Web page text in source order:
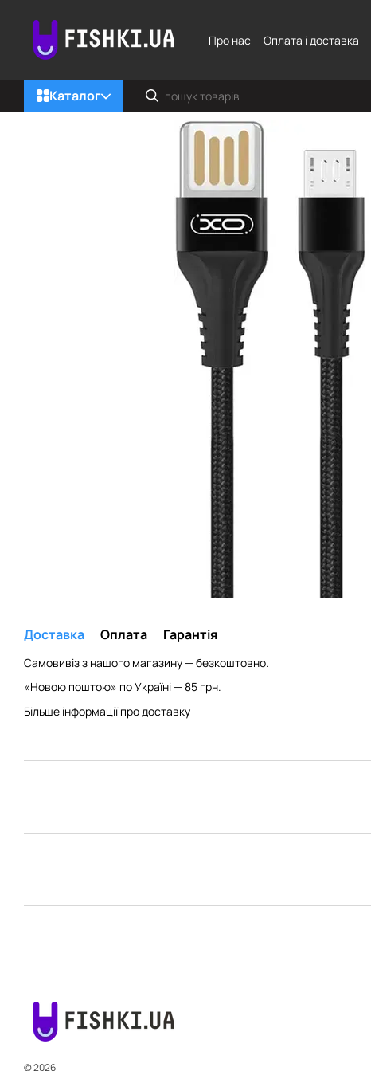
Про нас
Оплата і доставка
Каталог
Доставка Оплата Гарантія
Самовивіз з нашого магазину — безкоштовно.
«Новою поштою» по Україні — 85 грн.
Більше інформації про доставку
© 2026